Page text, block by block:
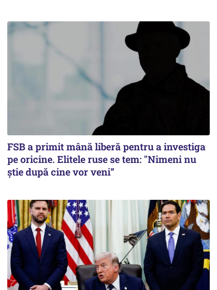
FSB a primit mână liberă pentru a investiga
pe oricine. Elitele ruse se tem: "Nimeni nu
știe după cine vor veni”